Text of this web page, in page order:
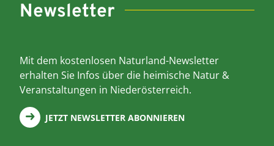
Newsletter
Mit dem kostenlosen Naturland-Newsletter
erhalten Sie Infos über die heimische Natur &
Veranstaltungen in Niederösterreich.
JETZT NEWSLETTER ABONNIEREN